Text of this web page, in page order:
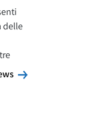
delle
Leggi la news